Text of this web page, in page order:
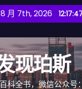
月 7th, 2026
现珀斯
科全书，微信公众